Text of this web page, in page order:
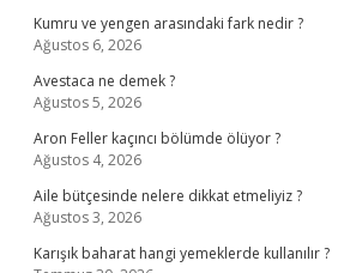
Kumru ve yengen arasındaki fark nedir ?
Ağustos 6, 2026
Avestaca ne demek ?
Ağustos 5, 2026
Aron Feller kaçıncı bölümde ölüyor ?
Ağustos 4, 2026
Aile bütçesinde nelere dikkat etmeliyiz ?
Ağustos 3, 2026
Karışık baharat hangi yemeklerde kullanılır ?